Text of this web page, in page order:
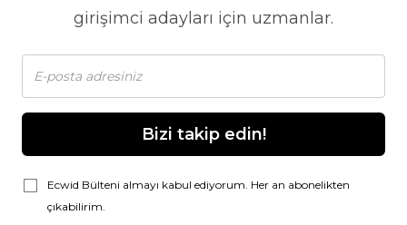
girişimci adayları için uzmanlar.
Bizi takip edin!
Ecwid Bülteni almayı kabul ediyorum. Her an abonelikten
çıkabilirim.